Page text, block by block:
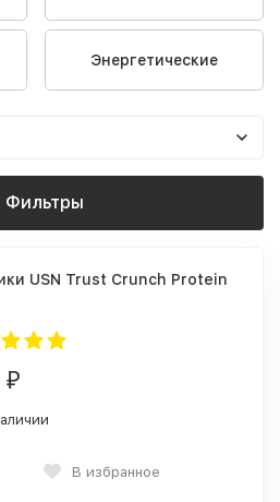
Энергетические
Фильтры
USN Trust Crunch Protein
₽
В избранное